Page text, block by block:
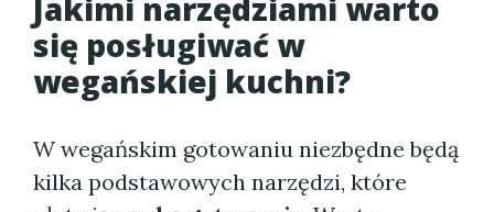
Jakimi narzędziami warto
się posługiwać w
wegańskiej kuchni?
W wegańskim gotowaniu niezbędne będą
kilka podstawowych narzędzi, które